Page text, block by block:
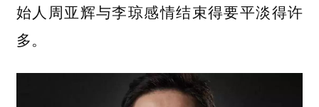
始人周亚辉与李琼感情结束得要平淡得许
多。